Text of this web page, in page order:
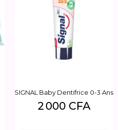
SIGNAL Baby Dentifrice 0-3 Ans
Prix
2 000 CFA